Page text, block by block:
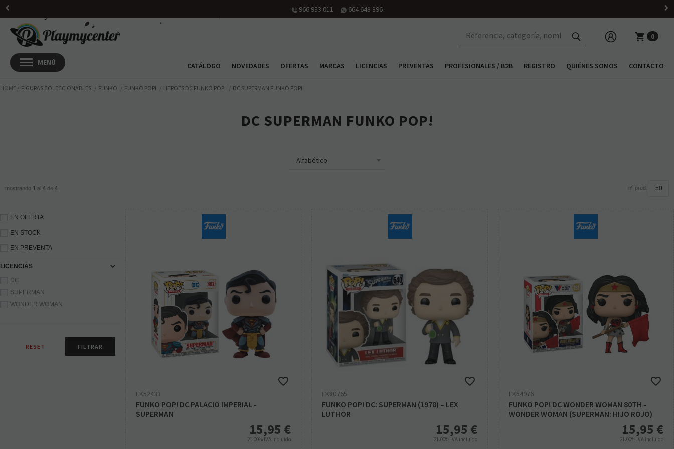
966 933 011 664 648 896
0
CATÁLOGO NOVEDADES OFERTAS MARCAS LICENCIAS PREVENTAS PROFESIONALES / B2B REGISTRO QUIÉNES SOMOS CONTACTO
HOME FIGURAS COLECCIONABLES FUNKO FUNKO POP! HEROES DC FUNKO POP! DC SUPERMAN FUNKO POP!
DC SUPERMAN FUNKO POP!
mostrando 1 al 4 de 4 nº prod.
EN OFERTA
EN STOCK
EN PREVENTA
LICENCIAS
DC
SUPERMAN
WONDER WOMAN
FK52433
FUNKO POP! DC PALACIO IMPERIAL -
SUPERMAN
15,95 €
21.00% IVA incluido
FK80765
FUNKO POP! DC: SUPERMAN (1978) – LEX
LUTHOR
15,95 €
21.00% IVA incluido
FK54976
FUNKO POP! DC WONDER WOMAN 80TH -
WONDER WOMAN (SUPERMAN: HIJO ROJO)
15,95 €
21.00% IVA incluido